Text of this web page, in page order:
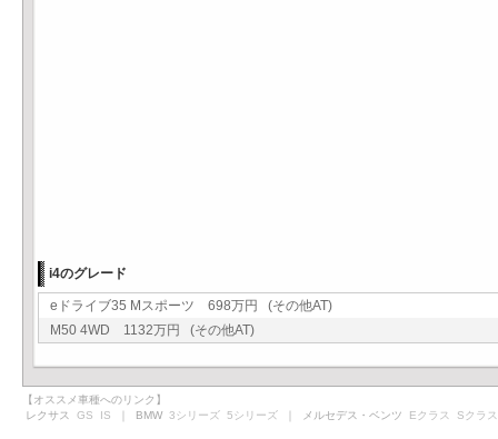
i4のグレード
eドライブ35 Mスポーツ 698万円 (その他AT)
M50 4WD 1132万円 (その他AT)
【オススメ車種へのリンク】
レクサス GS IS ｜ BMW 3シリーズ 5シリーズ ｜ メルセデス・ベンツ Eクラス Sクラス